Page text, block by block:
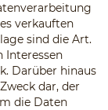
verkauften
sind die Art.
Interessen
Darüber hinaus
dar, der
die Daten